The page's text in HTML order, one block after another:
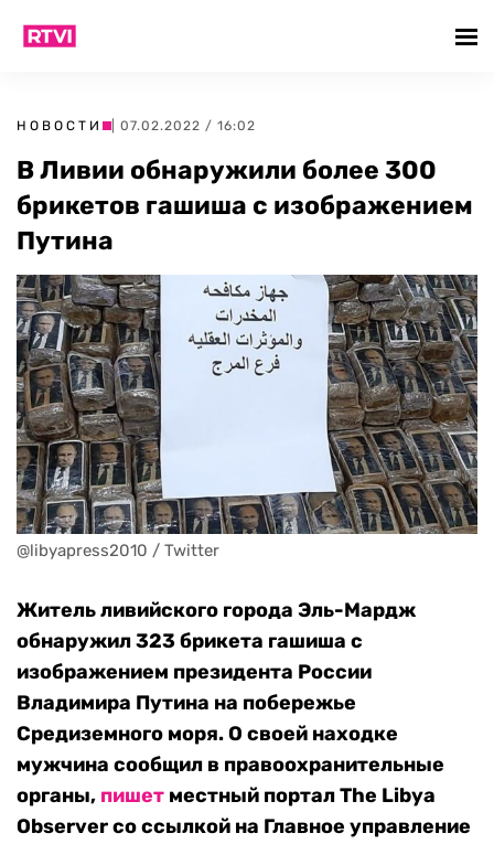
НОВОСТИ | 07.02.2022 / 16:02
В Ливии обнаружили более 300
брикетов гашиша с изображением
Путина
@libyapress2010 / Twitter
Житель ливийского города Эль-Мардж
обнаружил 323 брикета гашиша с
изображением президента России
Владимира Путина на побережье
Средиземного моря. О своей находке
мужчина сообщил в правоохранительные
органы, пишет местный портал The Libya
Observer со ссылкой на Главное управление